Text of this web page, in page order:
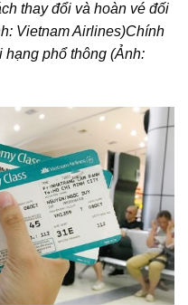
thay đổi và hoàn vé đối
Vietnam Airlines)Chính
hạng phổ thông (Ảnh: